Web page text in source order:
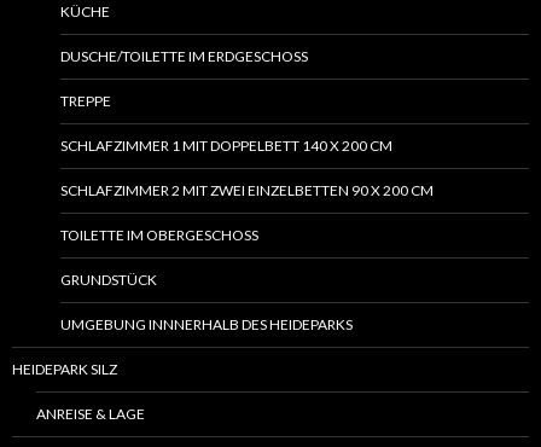
KÜCHE
DUSCHE/TOILETTE IM ERDGESCHOSS
TREPPE
SCHLAFZIMMER 1 MIT DOPPELBETT 140 X 200 CM
SCHLAFZIMMER 2 MIT ZWEI EINZELBETTEN 90 X 200 CM
TOILETTE IM OBERGESCHOSS
GRUNDSTÜCK
UMGEBUNG INNNERHALB DES HEIDEPARKS
HEIDEPARK SILZ
ANREISE & LAGE